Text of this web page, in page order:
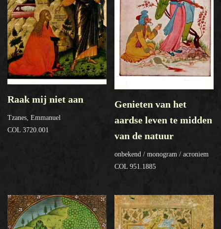
Raak mij niet aan
Tzanes, Emmanuel
COL 3720.001
Genieten van het
aardse leven te midden
van de natuur
onbekend / monogram / acroniem
COL 951.1885